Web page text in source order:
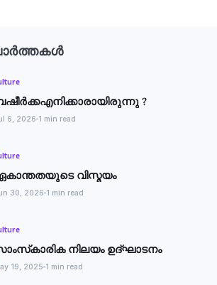
?
6, 2026 1 min read
വിസ്മയം
30, 2026 1 min read
നിലയം ഉദ്ഘാടനം
19, 2025 1 min read